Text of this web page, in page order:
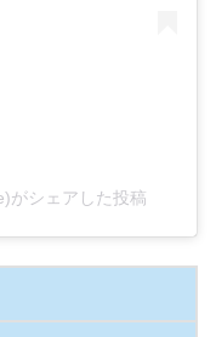
シェアした投稿